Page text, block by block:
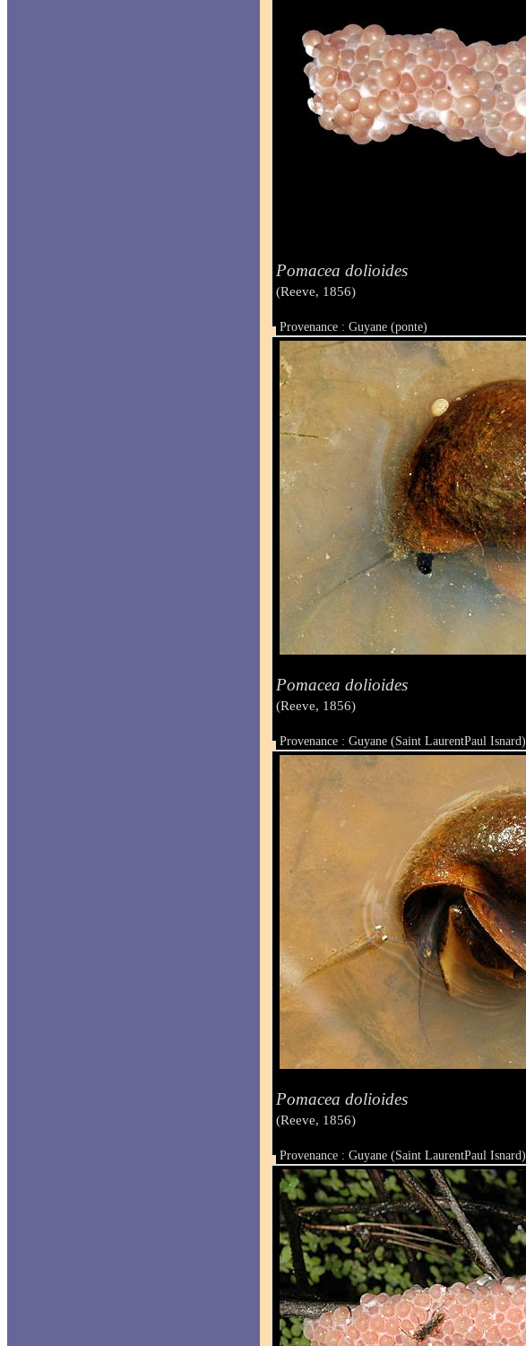
Pomacea dolioides
(Reeve, 1856)
Provenance : Guyane (ponte)
Taille :
Pomacea dolioides
(Reeve, 1856)
Provenance : Guyane (Saint LaurentPaul Isnard)
Taille :
Pomacea dolioides
(Reeve, 1856)
Provenance : Guyane (Saint LaurentPaul Isnard)
Taille :